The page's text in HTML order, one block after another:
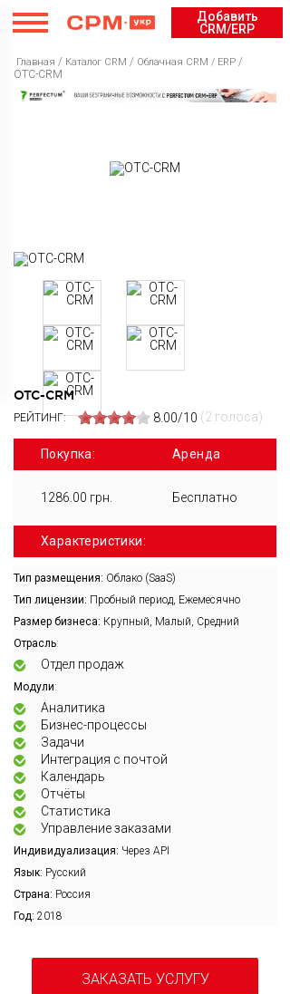
Облачная CRM / ERP
Рейтинг
Рейтинг сервисов
Внедрение
Новости
Добавить
CRM/ERP
Главная / Каталог CRM / Облачная CRM / ERP /
OTC-CRM
OTC-CRM
РЕЙТИНГ: 8.00/10 (2 голоса)
Покупка:
1286.00 грн.
Аренда
Бесплатно
Характеристики:
Тип размещения: Облако (SaaS)
Тип лицензии: Пробный период, Ежемесячно
Размер бизнеса: Крупный, Малый, Средний
Отрасль:
Отдел продаж
Модули:
Аналитика
Бизнес-процессы
Задачи
Интеграция с почтой
Календарь
Отчёты
Статистика
Управление заказами
Индивидуализация: Через API
Язык: Русский
Страна: Россия
Год: 2018
ЗАКАЗАТЬ УСЛУГУ